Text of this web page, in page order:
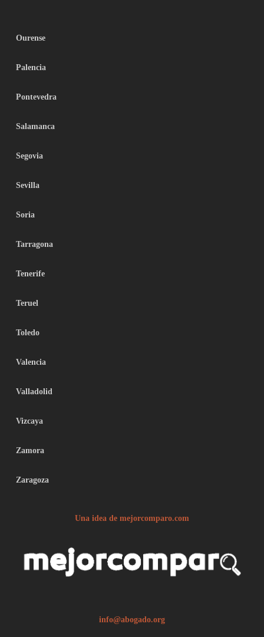
Ourense
Palencia
Pontevedra
Salamanca
Segovia
Sevilla
Soria
Tarragona
Tenerife
Teruel
Toledo
Valencia
Valladolid
Vizcaya
Zamora
Zaragoza
Una idea de mejorcomparo.com
info@abogado.org